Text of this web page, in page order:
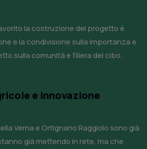
la costruzione del progetto è
e la condivisione sulla importanza e
sulla comunità e filiera del cibo.
e innovazione
Verna e Ortignano Raggiolo sono già
già mettendo in rete, ma che